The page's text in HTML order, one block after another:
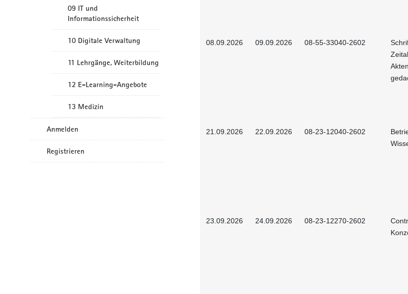
09 IT und
Informationssicherheit
10 Digitale Verwaltung
11 Lehrgänge, Weiterbildung
12 E-Learning-Angebote
13 Medizin
Anmelden
Registrieren
08.09.2026 09.09.2026 08-55-33040-2602
21.09.2026 22.09.2026 08-23-12040-2602
23.09.2026 24.09.2026 08-23-12270-2602